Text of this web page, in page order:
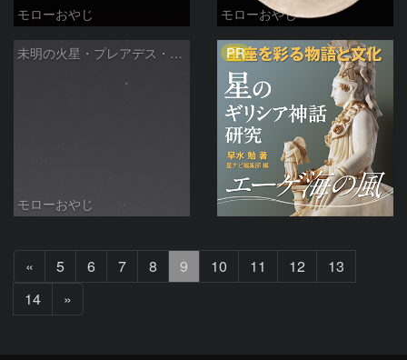
モローおやじ モローおやじ
未明の火星・プレアデス・ヒアデス(2022/08/22)
モローおやじ
PR
«
へ
5 6 7 8 9 10 11 12
13
14
»
へ